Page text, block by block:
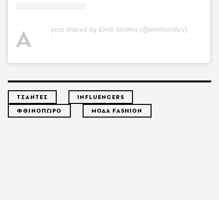
A post shared by Emili Sindlev (@emilisindlev)
ΤΣΑΝΤΕΣ
INFLUENCERS
ΦΘΙΝΟΠΩΡΟ
ΜΟΔΑ FASHION